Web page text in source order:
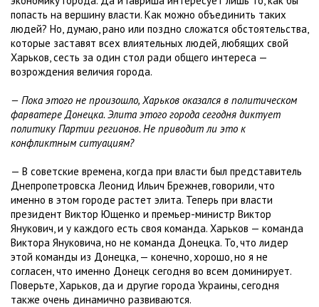
попасть на вершину власти. Как можно объединить таких
людей? Но, думаю, рано или поздно сложатся обстоятельства,
которые заставят всех влиятельных людей, любящих свой
Харьков, сесть за один стол ради общего интереса —
возрождения величия города.
— Пока этого не произошло, Харьков оказался в политическом
фарватере Донецка. Элита этого города сегодня диктует
политику Партии регионов. Не приводит ли это к
конфликтным ситуациям?
— В советские времена, когда при власти был представитель
Днепропетровска Леонид Ильич Брежнев, говорили, что
именно в этом городе растет элита. Теперь при власти
президент Виктор Ющенко и премьер-министр Виктор
Янукович, и у каждого есть своя команда. Харьков — команда
Виктора Януковича, но не команда Донецка. То, что лидер
этой команды из Донецка, — конечно, хорошо, но я не
согласен, что именно Донецк сегодня во всем доминирует.
Поверьте, Харьков, да и другие города Украины, сегодня
также очень динамично развиваются.